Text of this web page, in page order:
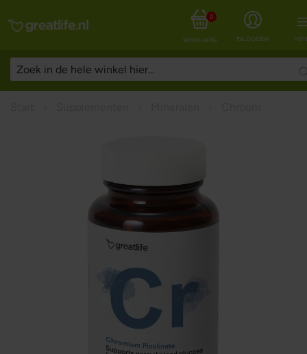
INLOGGEN
WINKELWAGEN
0